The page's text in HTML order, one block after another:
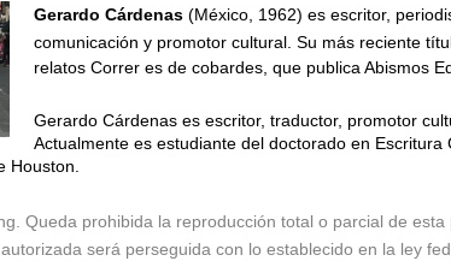
Gerardo Cárdenas (México, 1962) es escritor,
comunicación y promotor cultural. Su más reciente
relatos Correr es de cobardes, que publica Abismos
Gerardo Cárdenas es escritor, traductor, promotor
Actualmente es estudiante del doctorado en Escritura
Houston.
Queda prohibida la reproducción total o parcial de esta
será perseguida con lo establecido en la ley